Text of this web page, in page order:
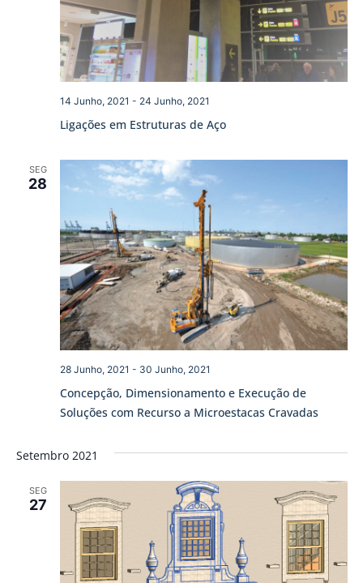
Ligações em Estruturas de Aço
14 Junho, 2021 - 24 Junho, 2021
SEG
28
Concepção, Dimensionamento e Execução de
Soluções com Recurso a Microestacas Cravadas
28 Junho, 2021 - 30 Junho, 2021
Setembro 2021
SEG
27